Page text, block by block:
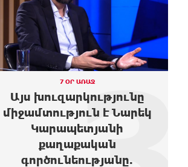
7 ՕՐ ԱՌԱՋ
Այս խուզարկությունը
միջամտություն է Նարեկ
Կարապետյանի
քաղաքական
գործունեությանը.